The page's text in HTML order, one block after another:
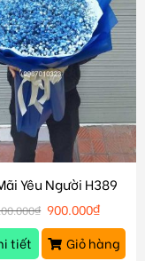
Yêu Người H389
₫ 900.000₫
tiết
Giỏ hàng